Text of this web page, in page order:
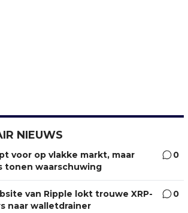
NIEUWS
voor op vlakke markt, maar
tonen waarschuwing
0
van Ripple lokt trouwe XRP-
naar walletdrainer
0